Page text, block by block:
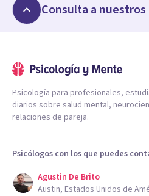
Consulta a
Psicología para profesionales,
diarios sobre salud mental,
relaciones de pareja.
Psicólogos con los que puedes
Agustin De Brito
Austin, Estados Unidos de